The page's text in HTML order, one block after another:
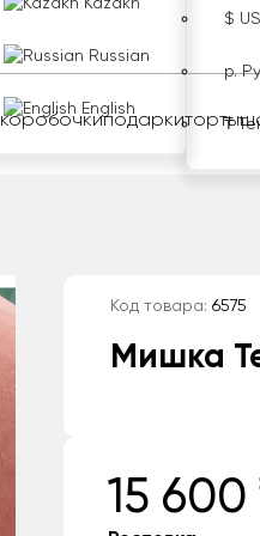
Kazakh
Russian
English
$
р.
₸
коробочкиподаркиторты
Код товара: 6575
Мишка
15 600